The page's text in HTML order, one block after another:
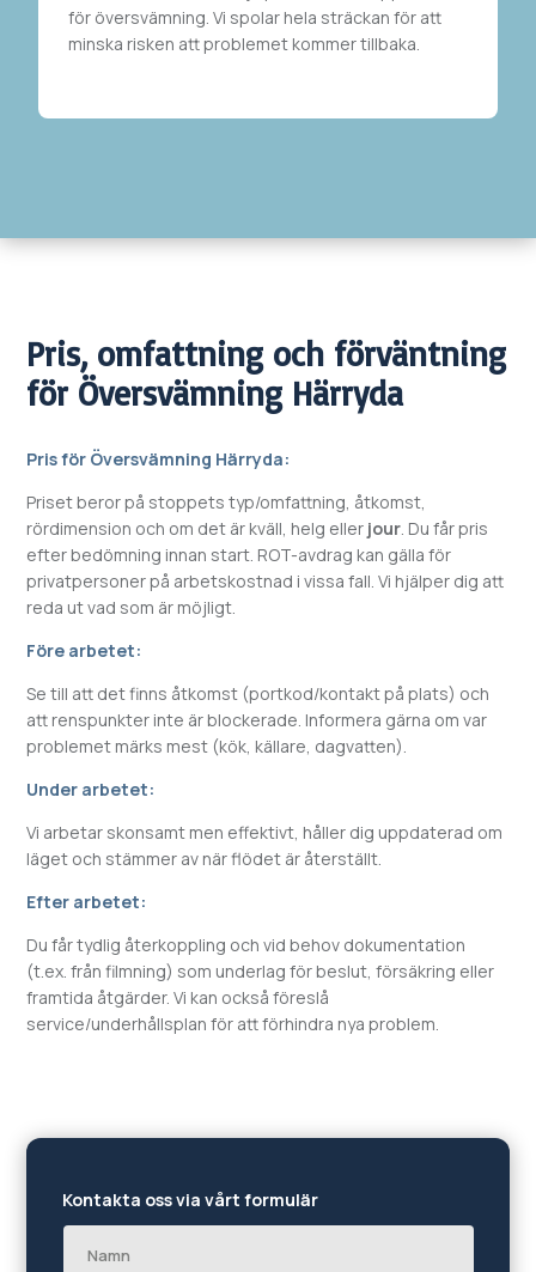
för översvämning. Vi spolar hela sträckan för att
minska risken att problemet kommer tillbaka.
Pris, omfattning och förväntning
för Översvämning Härryda
Pris för Översvämning Härryda:
Priset beror på stoppets typ/omfattning, åtkomst,
rördimension och om det är kväll, helg eller jour. Du får pris
efter bedömning innan start. ROT-avdrag kan gälla för
privatpersoner på arbetskostnad i vissa fall. Vi hjälper dig att
reda ut vad som är möjligt.
Före arbetet:
Se till att det finns åtkomst (portkod/kontakt på plats) och
att renspunkter inte är blockerade. Informera gärna om var
problemet märks mest (kök, källare, dagvatten).
Under arbetet:
Vi arbetar skonsamt men effektivt, håller dig uppdaterad om
läget och stämmer av när flödet är återställt.
Efter arbetet:
Du får tydlig återkoppling och vid behov dokumentation
(t.ex. från filmning) som underlag för beslut, försäkring eller
framtida åtgärder. Vi kan också föreslå
service/underhållsplan för att förhindra nya problem.
Kontakta oss via vårt formulär